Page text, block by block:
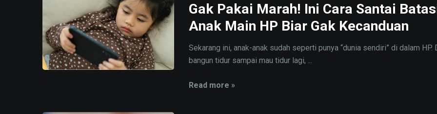
Gak Pakai Marah! Ini Cara Santai
Anak Main HP Biar Gak Kecanduan
Sekarang ini, anak-anak sudah seperti punya “dunia sendiri” di dalam HP.
bangun tidur sampai mau tidur lagi, ...
Read more »